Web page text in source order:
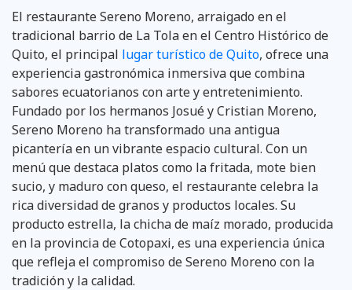
El restaurante Sereno Moreno, arraigado en el
tradicional barrio de La Tola en el Centro Histórico de
Quito, el principal lugar turístico de Quito, ofrece una
experiencia gastronómica inmersiva que combina
sabores ecuatorianos con arte y entretenimiento.
Fundado por los hermanos Josué y Cristian Moreno,
Sereno Moreno ha transformado una antigua
picantería en un vibrante espacio cultural. Con un
menú que destaca platos como la fritada, mote bien
sucio, y maduro con queso, el restaurante celebra la
rica diversidad de granos y productos locales. Su
producto estrella, la chicha de maíz morado, producida
en la provincia de Cotopaxi, es una experiencia única
que refleja el compromiso de Sereno Moreno con la
tradición y la calidad.